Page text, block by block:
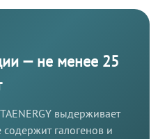
— не менее 25
выдерживает
содержит галогенов и